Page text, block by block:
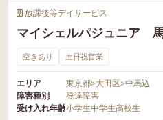
放課後等デイサービス
マイシェルパジュニア
空きあり 土日祝営業
エリア 東京都>大田区>中馬込
障害種別
発達障害
受け入れ年齢小学生中学生高校生